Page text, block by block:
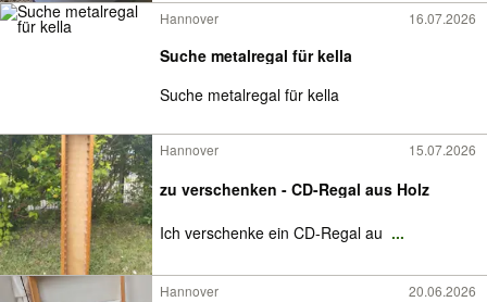
Hannover 16.07.2026
Suche metalregal für kella
Suche metalregal für kella
Hannover 15.07.2026
zu verschenken - CD-Regal aus Holz
Ich verschenke ein CD-Regal au ...
Hannover 20.06.2026